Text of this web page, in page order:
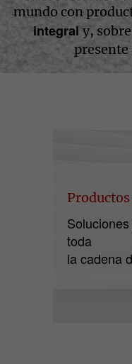
mundo con
integral y,
presente
toda
la cadena